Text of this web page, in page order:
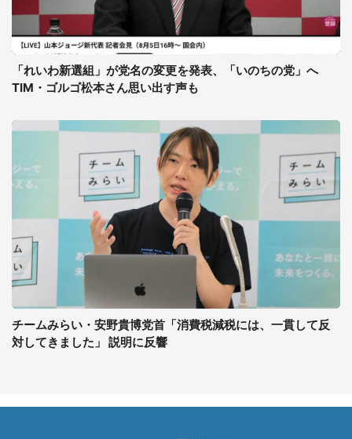
「れいわ新選組」が党名の変更を発表、「いのちの党」へ
TIM・ゴルゴ松本さん思い出す声も
チームみらい・安野貴博党首「消費税減税には、一貫して反
対してきました」 説明に反響